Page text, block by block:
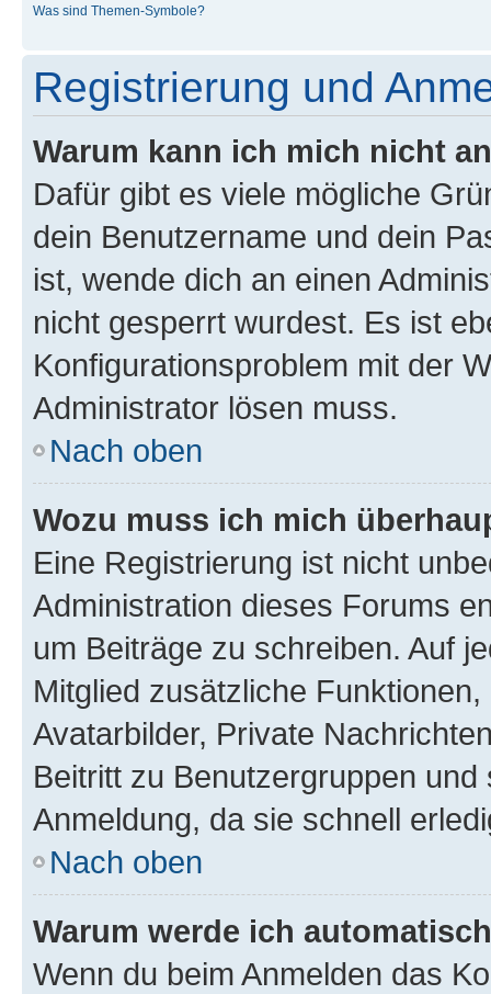
Was sind Themen-Symbole?
Registrierung und
Warum kann ich mich nicht
Dafür gibt es viele mögliche
dein Benutzername und dein
ist, wende dich an einen
nicht gesperrt wurdest. Es ist
Konfigurationsproblem mit der
Administrator lösen muss.
Nach oben
Wozu muss ich mich
Eine Registrierung ist nicht
Administration dieses Forums
um Beiträge zu schreiben. Auf
Mitglied zusätzliche
Avatarbilder, Private
Beitritt zu Benutzergruppen
Anmeldung, da sie schnell
Nach oben
Warum werde ich
Wenn du beim Anmelden das